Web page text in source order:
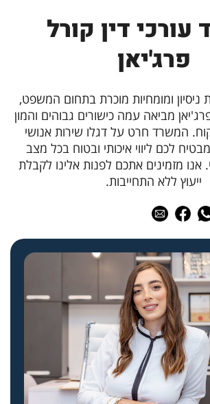
דין קורל
פרג'יאן
10 שנות ניסיון ומומחיות מוכרת בתחום המשפט,
מביאה עמה כישורים גבוהים והמון
המשרד חרט על דגלו שירות אנושי
לכם ליווי איכותי ובטוח בכל מצב
אנו מזמינים אתכם לפנות אלינו לקבלת
ייעוץ ללא התחייבות.